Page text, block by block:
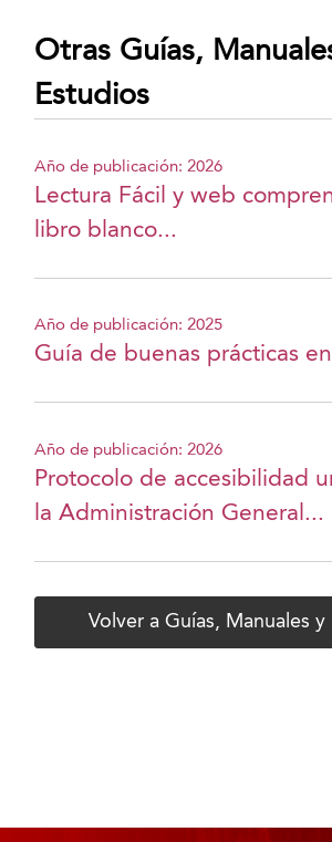
Otras Guías,
Estudios
Año de publicación: 2026
Lectura Fácil y web
libro blanco...
Año de publicación: 2025
Guía de buenas prácticas
Año de publicación: 2026
Protocolo de accesibilidad
la Administración General...
Volver a Guías, Manuales y